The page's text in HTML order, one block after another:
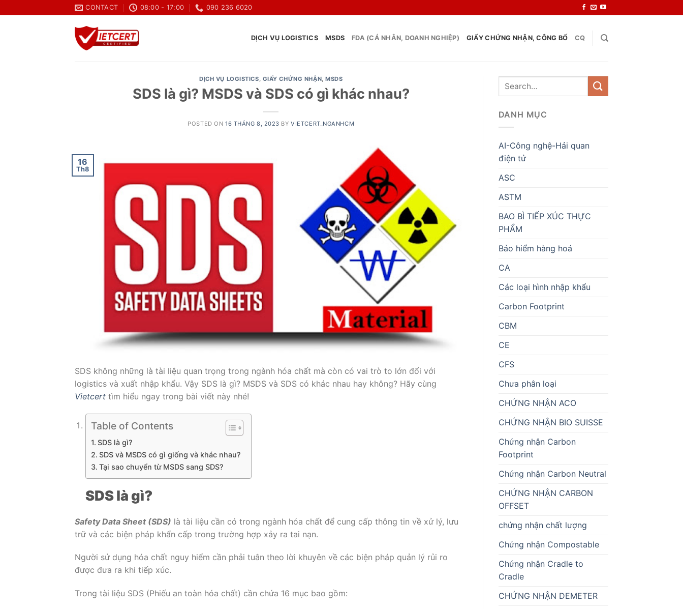
to
CONTACT 08:00 - 17:00 090 236 6020
DỊCH VỤ LOGISTICS MSDS FDA (CÁ NHÂN, DOANH NGHIỆP) GIẤY CHỨNG NHẬN, CÔNG BỐ CQ
DỊCH VỤ LOGISTICS, GIẤY CHỨNG NHẬN,MSDS
SDS là gì? MSDS và SDS có gì khác nhau?
POSTED ON 16 THÁNG 8, 2023 BYVIETCERT_NGANHCM
16
Th8
SDS không những là tài liệu quan trọng trong ngành hóa chất mà còn có vai trò to lớn đối với
logistics và xuất nhập khẩu. Vậy SDS là gì? MSDS và SDS có khác nhau hay không? Hãy cùng
Vietcert tìm hiểu ngay trong bài viết này nhé!
Table of Contents
SDS là gì?
SDS và MSDS có gì giống và khác nhau?
Tại sao chuyển từ MSDS sang SDS?
SDS là gì?
Safety Data Sheet (SDS) là tài liệu cần có trong ngành hóa chất để cung cấp thông tin về xử lý, lưu
trữ và các biện pháp khẩn cấp trong trường hợp xảy ra tai nạn.
Người sử dụng hóa chất nguy hiểm cần phải tuân theo lời khuyên về các biện pháp quản lý rủi ro
được đưa ra khi tiếp xúc.
Trong tài liệu SDS (Phiếu an toàn hóa chất) cần chứa 16 mục bao gồm:
DANH MỤC
AI-Công nghệ-Hải quan
điện tử
ASC
ASTM
BAO BÌ TIẾP XÚC THỰC
PHẨM
Bảo hiểm hàng hoá
CA
Các loại hình nhập khẩu
Carbon Footprint
CBM
CE
CFS
Chưa phân loại
CHỨNG NHẬN ACO
CHỨNG NHẬN BIO SUISSE
Chứng nhận Carbon
Footprint
Chứng nhận Carbon Neutral
CHỨNG NHẬN CARBON
OFFSET
chứng nhận chất lượng
Chứng nhận Compostable
Chứng nhận Cradle to
Cradle
CHỨNG NHẬN DEMETER